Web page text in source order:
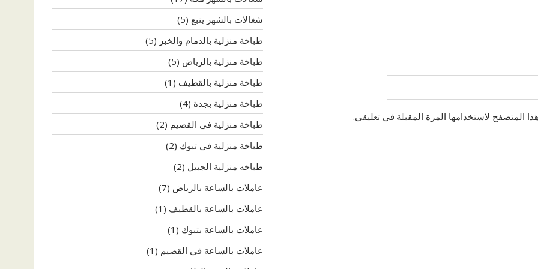
المتصفح لاستخدامها المرة المقبلة في تعليقي.
شغالات بالشهر ينبع (5)
طباخة منزلية بالدمام والخبر (5)
طباخة منزلية بالرياض (5)
طباخة منزلية بالقطيف (1)
طباخة منزلية بجدة (4)
طباخة منزلية في القصيم (2)
طباخة منزلية في تبوك (2)
طباخه منزلية الجبيل (2)
عاملات بالساعة بالرياض (7)
عاملات بالساعة بالقطيف (1)
عاملات بالساعة بتبوك (1)
عاملات بالساعة في القصيم (1)